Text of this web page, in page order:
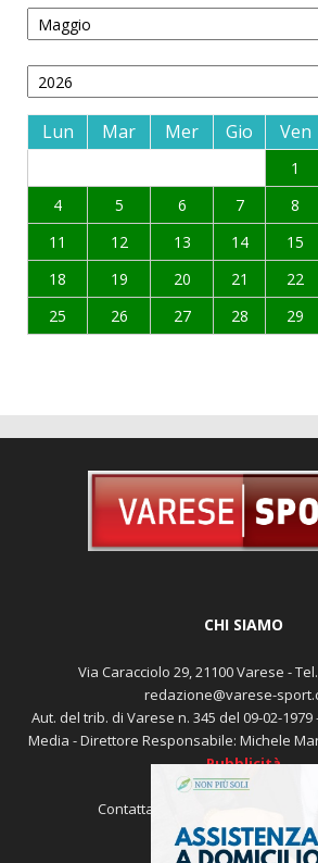
Lun Mar Mer Gio Ven
1
4
5 6 7 8
11
12 13 14 15
18
19 20 21 22
25
26 27 28 29
CHI SIAMO
Via Caracciolo 29, 21100 Varese -
redazione@varese-
Aut. del trib. di Varese n. 345 del 09-02-
Media - Direttore Responsabile: Michele
Pubblicità
Contattaci: